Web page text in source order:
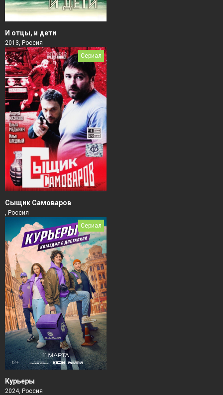
И отцы, и дети
2013, Россия
Сериал
Сыщик Самоваров
, Россия
Сериал
Курьеры
2024, Россия